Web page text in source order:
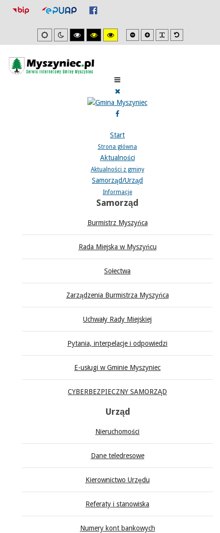
Ustawienia
domyslne
Tryb
nocny
Wysoki
kontrast
Wysoki
kontrast
Wysoki
kontrast
Mniejsza
czcionka
Zwiększona
czcionka
Domyślna
czcionka
Start
Strona główna
Aktualności
Aktualności z gminy
Samorząd/Urząd
Informacje
Samorząd
Burmistrz Myszyńca
Rada Miejska w Myszyńcu
Sołectwa
Zarządzenia Burmistrza Myszyńca
Uchwały Rady Miejskiej
Pytania, interpelacje i odpowiedzi
E-usługi w Gminie Myszyniec
CYBERBEZPIECZNY SAMORZĄD
Urząd
Nieruchomości
Dane teledresowe
Kierownictwo Urzędu
Referaty i stanowiska
Numery kont bankowych